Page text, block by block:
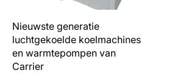
Nieuwste generatie
luchtgekoelde koelmachines
en warmtepompen van
Carrier